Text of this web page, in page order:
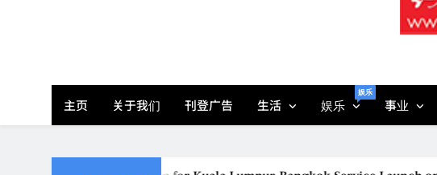
主页 关于我们 刊登广告 生活 娱乐
娱乐
事业